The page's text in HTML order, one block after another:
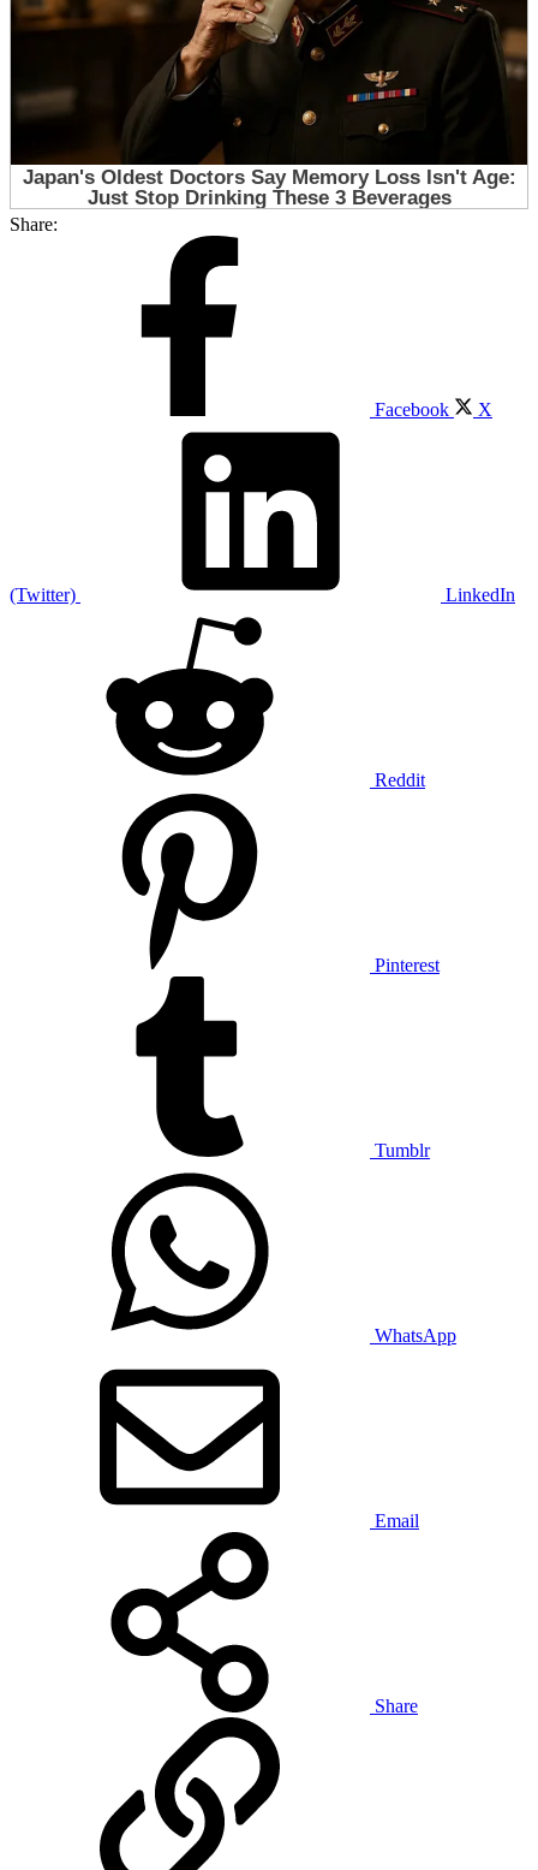
Share:
Facebook X
(Twitter) LinkedIn
Reddit
Pinterest
Tumblr
WhatsApp
Email
Share